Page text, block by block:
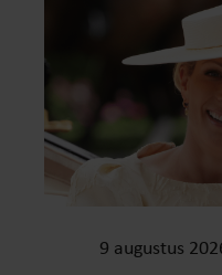
9 augustus